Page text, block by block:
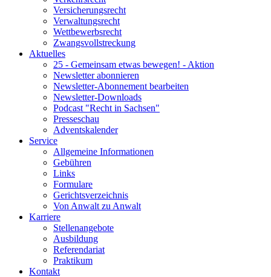
Versicherungsrecht
Verwaltungsrecht
Wettbewerbsrecht
Zwangsvollstreckung
Aktuelles
25 - Gemeinsam etwas bewegen! - Aktion
Newsletter abonnieren
Newsletter-Abonnement bearbeiten
Newsletter-Downloads
Podcast "Recht in Sachsen"
Presseschau
Adventskalender
Service
Allgemeine Informationen
Gebühren
Links
Formulare
Gerichtsverzeichnis
Von Anwalt zu Anwalt
Karriere
Stellenangebote
Ausbildung
Referendariat
Praktikum
Kontakt